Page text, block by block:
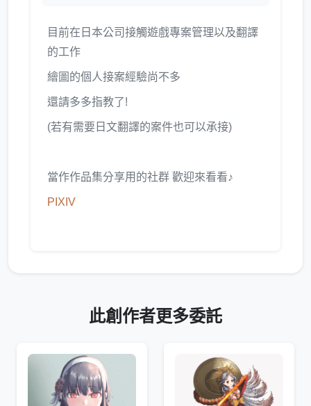
目前在日本公司接觸遊戲專案管理以及翻譯
的工作
繪圖的個人接案經驗尚不多
還請多多指教了!
(若有需要日文翻譯的案件也可以承接)
當作作品集分享用的社群 歡迎來看看♪
PIXIV
此創作者更多委託